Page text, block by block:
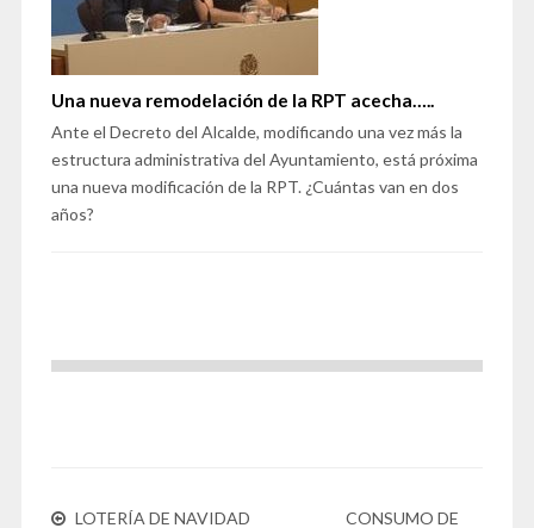
Una nueva remodelación de la RPT acecha…..
Ante el Decreto del Alcalde, modificando una vez más la
estructura administrativa del Ayuntamiento, está próxima
una nueva modificación de la RPT. ¿Cuántas van en dos
años?
LOTERÍA DE NAVIDAD CONSUMO DE